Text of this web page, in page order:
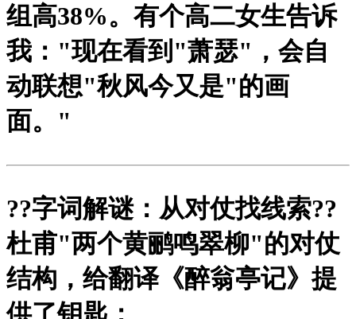
组高38%。有个高二女生告诉
我："现在看到"萧瑟"，会自
动联想"秋风今又是"的画
面。"
??字词解谜：从对仗找线索??
杜甫"两个黄鹂鸣翠柳"的对仗
结构，给翻译《醉翁亭记》提